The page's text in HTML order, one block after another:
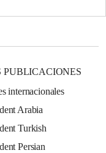
PUBLICACIONES
internacionales
Arabia
Turkish
Persian